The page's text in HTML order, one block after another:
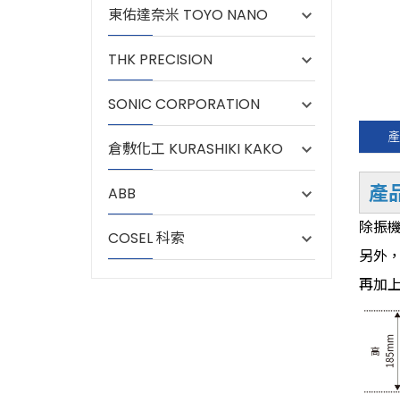
東佑達奈米 TOYO NANO
THK PRECISION
SONIC CORPORATION
倉敷化工 KURASHIKI KAKO
ABB
COSEL 科索
產
除振
另外
再加